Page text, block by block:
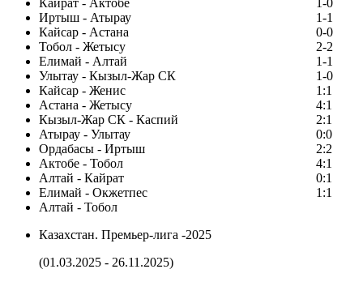
Кайрат - Актобе
1-0
Иртыш - Атырау
1-1
Кайсар - Астана
0-0
Тобол - Жетысу
2-2
Елимай - Алтай
1-1
Улытау - Кызыл-Жар СК
1-0
Кайсар - Женис
1:1
Астана - Жетысу
4:1
Кызыл-Жар СК - Каспий
2:1
Атырау - Улытау
0:0
Ордабасы - Иртыш
2:2
Актобе - Тобол
4:1
Алтай - Кайрат
0:1
Елимай - Окжетпес
1:1
Алтай - Тобол
Казахстан. Премьер-лига -2025
(01.03.2025 - 26.11.2025)